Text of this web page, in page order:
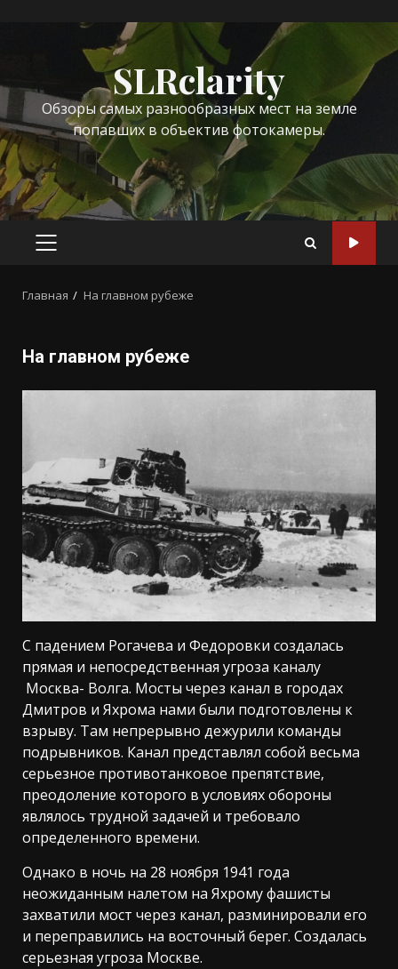
содержимому
SLRclarity
Обзоры самых разнообразных мест на земле
попавших в объектив фотокамеры.
ОСНОВНОЕ
Главная На главном рубеже
На главном рубеже
С падением Рогачева и Федоровки создалась
прямая и непосредственная угроза каналу
Москва- Волга. Мосты через канал в городах
Дмитров и Яхрома нами были подготовлены к
взрыву. Там непрерывно дежурили команды
подрывников. Канал представлял собой весьма
серьезное противотанковое препятствие,
преодоление которого в условиях обороны
являлось трудной задачей и требовало
определенного времени.
Однако в ночь на 28 ноября 1941 года
неожиданным налетом на Яхрому фашисты
захватили мост через канал, разминировали его
и переправились на восточный берег. Создалась
серьезная угроза Москве.